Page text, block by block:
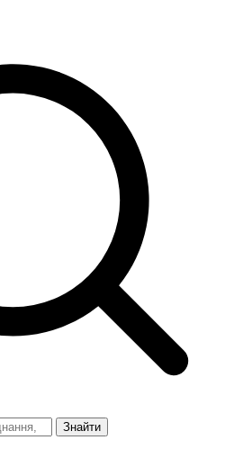
Знайти